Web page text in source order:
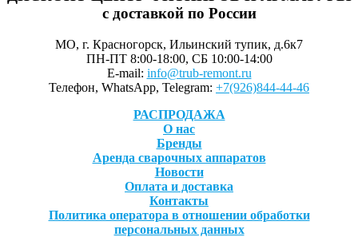
с доставкой по России
МО, г. Красногорск, Ильинский тупик, д.6к7
ПН-ПТ 8:00-18:00, СБ 10:00-14:00
E-mail: info@trub-remont.ru
Телефон, WhatsApp, Telegram: +7(926)844-44-46
РАСПРОДАЖА
О нас
Бренды
Аренда сварочных аппаратов
Новости
Оплата и доставка
Контакты
Политика оператора в отношении обработки
персональных данных